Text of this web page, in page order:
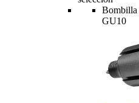
Bombilla
GU10